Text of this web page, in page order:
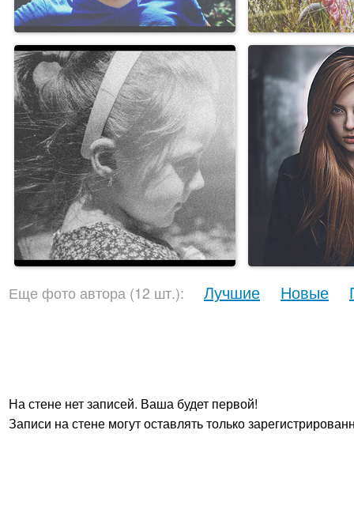
Еще фото автора (12 шт.): Лучшие Новые
На стене нет записей. Ваша будет первой!
Записи на стене могут оставлять только